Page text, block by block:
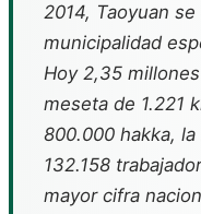
2014, Taoyuan
municipalidad
Hoy 2,35
meseta de 1.221
800.000 hakka,
132.158
mayor cifra